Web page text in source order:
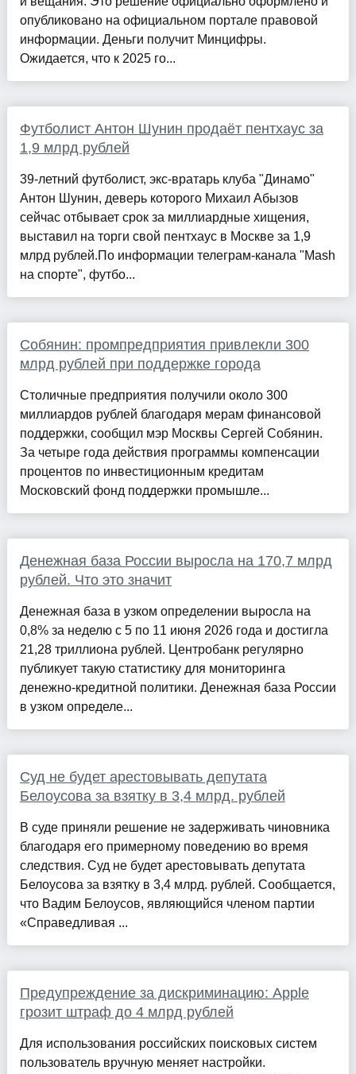
опубликовано на официальном портале правовой
информации. Деньги получит Минцифры.
Ожидается, что к 2025 го...
Футболист Антон Шунин продаёт пентхаус за
1,9 млрд рублей
39-летний футболист, экс-вратарь клуба "Динамо"
Антон Шунин, деверь которого Михаил Абызов
сейчас отбывает срок за миллиардные хищения,
выставил на торги свой пентхаус в Москве за 1,9
млрд рублей.По информации телеграм-канала "Mash
на спорте", футбо...
Собянин: промпредприятия привлекли 300
млрд рублей при поддержке города
Столичные предприятия получили около 300
миллиардов рублей благодаря мерам финансовой
поддержки, сообщил мэр Москвы Сергей Собянин.
За четыре года действия программы компенсации
процентов по инвестиционным кредитам
Московский фонд поддержки промышле...
Денежная база России выросла на 170,7 млрд
рублей. Что это значит
Денежная база в узком определении выросла на
0,8% за неделю с 5 по 11 июня 2026 года и достигла
21,28 триллиона рублей. Центробанк регулярно
публикует такую статистику для мониторинга
денежно-кредитной политики. Денежная база России
в узком определе...
Суд не будет арестовывать депутата
Белоусова за взятку в 3,4 млрд. рублей
В суде приняли решение не задерживать чиновника
благодаря его примерному поведению во время
следствия. Суд не будет арестовывать депутата
Белоусова за взятку в 3,4 млрд. рублей. Сообщается,
что Вадим Белоусов, являющийся членом партии
«Справедливая ...
Предупреждение за дискриминацию: Apple
грозит штраф до 4 млрд рублей
Для использования российских поисковых систем
пользователь вручную меняет настройки.